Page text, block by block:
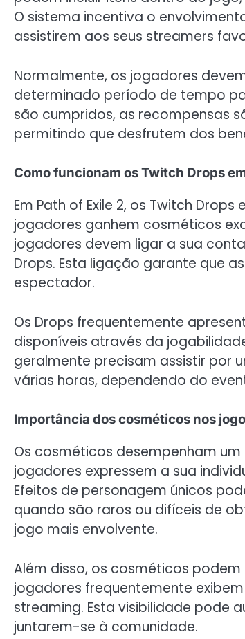
O sistema incentiva o
assistirem aos seus streamers
Normalmente, os jogadores
determinado período de tempo
são cumpridos, as recompensas
permitindo que desfrutem dos
Como funcionam os Twitch Drops
Em Path of Exile 2, os Twitch
jogadores ganhem cosméticos
jogadores devem ligar a sua
Drops. Esta ligação garante que
espectador.
Os Drops frequentemente
disponíveis através da
geralmente precisam assistir por
várias horas, dependendo do
Importância dos cosméticos nos
Os cosméticos desempenham
jogadores expressem a sua
Efeitos de personagem únicos
quando são raros ou difíceis de
jogo mais envolvente.
Além disso, os cosméticos
jogadores frequentemente
streaming. Esta visibilidade pode
juntarem-se à comunidade.